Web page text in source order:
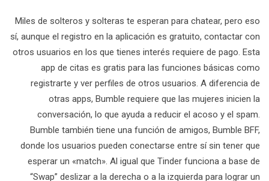
Miles de solteros y solteras te esperan para chatear, pero eso
sí, aunque el registro en la aplicación es gratuito, contactar con
otros usuarios en los que tienes interés requiere de pago. Esta
app de citas es gratis para las funciones básicas como
registrarte y ver perfiles de otros usuarios. A diferencia de
otras apps, Bumble requiere que las mujeres inicien la
conversación, lo que ayuda a reducir el acoso y el spam.
Bumble también tiene una función de amigos, Bumble BFF,
donde los usuarios pueden conectarse entre sí sin tener que
esperar un «match». Al igual que Tinder funciona a base de
“Swap” deslizar a la derecha o a la izquierda para lograr un